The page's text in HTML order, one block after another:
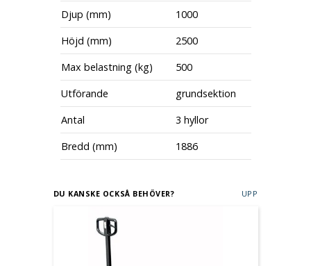
Djup (mm)
1000
Höjd (mm)
2500
Max belastning (kg)
500
Utförande
grundsektion
Antal
3 hyllor
Bredd (mm)
1886
DU KANSKE OCKSÅ BEHÖVER? UPP